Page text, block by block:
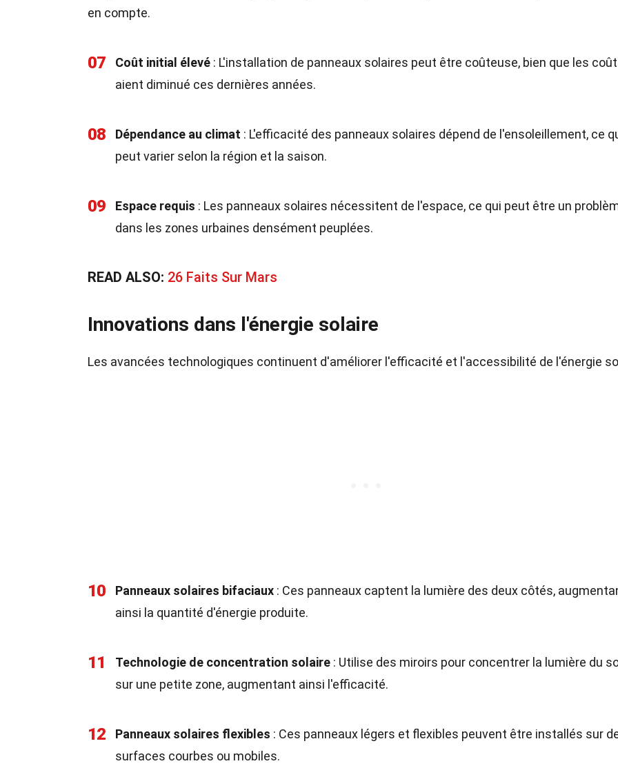
en compte.
07 Coût initial élevé : L'installation de panneaux solaires peut être coûteuse, bien que les
aient diminué ces dernières années.
08 Dépendance au climat : L'efficacité des panneaux solaires dépend de l'ensoleillement, ce
peut varier selon la région et la saison.
09 Espace requis : Les panneaux solaires nécessitent de l'espace, ce qui peut être un
dans les zones urbaines densément peuplées.
READ ALSO: 26 Faits Sur Mars
Innovations dans l'énergie solaire
Les avancées technologiques continuent d'améliorer l'efficacité et l'accessibilité de l'énergie
10 Panneaux solaires bifaciaux : Ces panneaux captent la lumière des deux côtés,
ainsi la quantité d'énergie produite.
11 Technologie de concentration solaire : Utilise des miroirs pour concentrer la lumière du
sur une petite zone, augmentant ainsi l'efficacité.
12 Panneaux solaires flexibles : Ces panneaux légers et flexibles peuvent être installés sur
surfaces courbes ou mobiles.